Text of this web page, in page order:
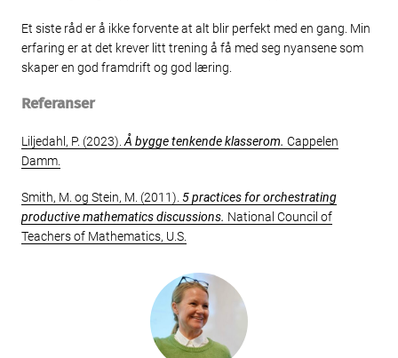
Et siste råd er å ikke forvente at alt blir perfekt med en gang. Min
erfaring er at det krever litt trening å få med seg nyansene som
skaper en god framdrift og god læring.
Referanser
Liljedahl, P. (2023). Å bygge tenkende klasserom. Cappelen
Damm.
Smith, M. og Stein, M. (2011). 5 practices for orchestrating
productive mathematics discussions. National Council of
Teachers of Mathematics, U.S.